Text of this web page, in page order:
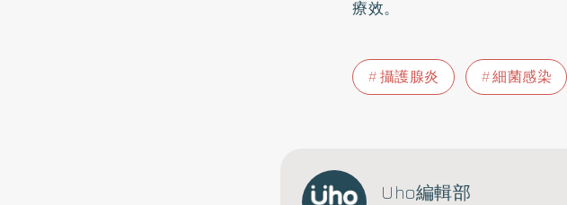
療效。
攝護腺炎 細菌感染
Uho編輯部